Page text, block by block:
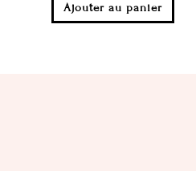
Ajouter au panier